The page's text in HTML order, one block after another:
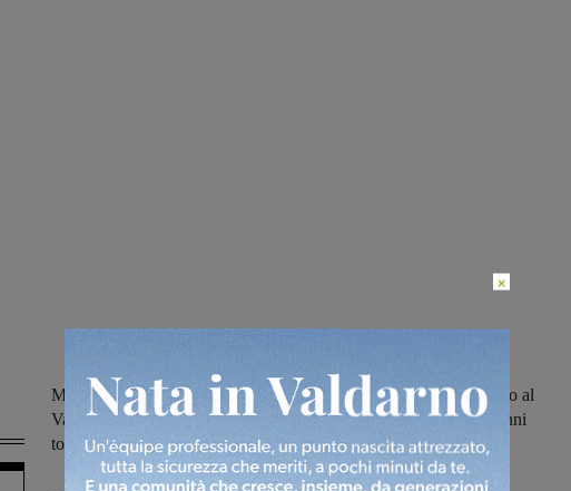
Muccia, Tolentino e adesso anche Celano chiedono di nuovo aiuto al
Valdarno. I volontari della Misericordia di Cavriglia e San Giovanni
tornano nel centro Italia giovedì
×